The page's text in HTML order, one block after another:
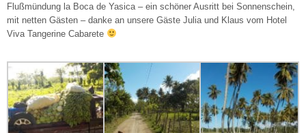
Flußmündung la Boca de Yasica – ein schöner Ausritt bei Sonnenschein,
mit netten Gästen – danke an unsere Gäste Julia und Klaus vom Hotel
Viva Tangerine Cabarete